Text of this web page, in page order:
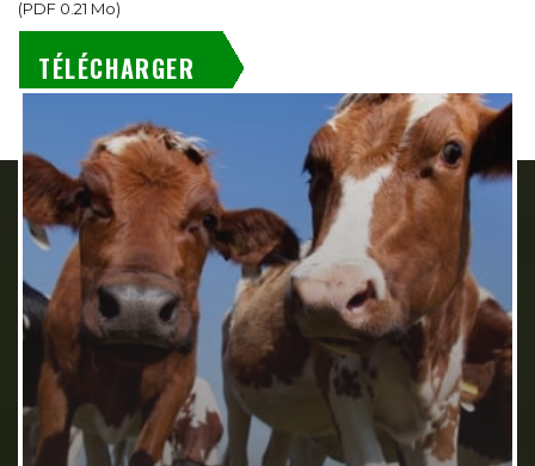
(PDF 0.21 Mo)
TÉLÉCHARGER